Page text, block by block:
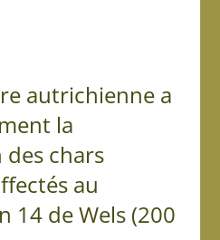
autrichienne a
la
chars
au
14 de Wels (200